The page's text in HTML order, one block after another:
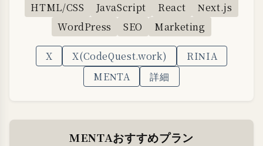
HTML/CSS JavaScript React
Next.js
WordPress
SEO Marketing
X X(CodeQuest.work)
RINIA
MENTA
詳細
MENTAおすすめプラン